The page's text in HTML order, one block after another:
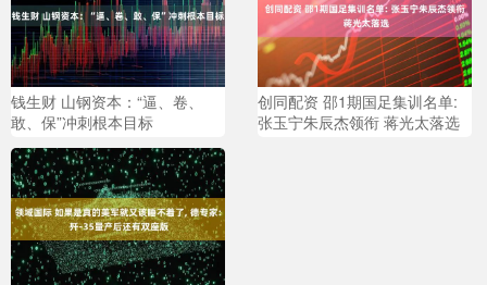
钱生财 山钢资本：“逼、卷、
敢、保”冲刺根本目标
创同配资 邵1期国足集训名单:
张玉宁朱辰杰领衔 蒋光太落选